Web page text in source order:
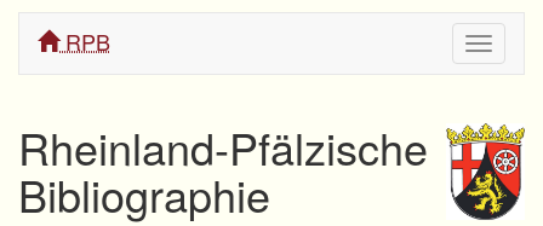
ein/
RPB
Rheinland-Pfälzische
Bibliographie